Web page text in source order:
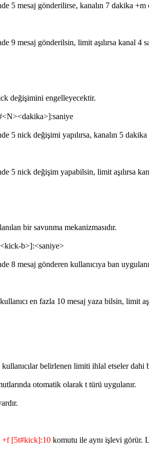
5 mesaj gönderilirse, kanalın 7 dakika +m
9 mesaj gönderilsin, limit aşılırsa kanal 4
değişimini engelleyecektir.
5 nick değişimi yapılırsa, kanalın 5
5 nick değişim yapabilsin, limit aşılırsa
bir savunma mekanizmasıdır.
b>]:<saniye>
8 mesaj gönderen kullanıcıya ban
en fazla 10 mesaj yaza bilsin, limit
belirlenen limiti ihlal etseler dahi
otomatik olarak t türü uygulanır.
+f [5t#kick]:10 komutu ile aynı işlevi görür.